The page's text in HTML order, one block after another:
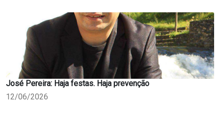
José Pereira: Haja festas. Haja prevenção
12/06/2026